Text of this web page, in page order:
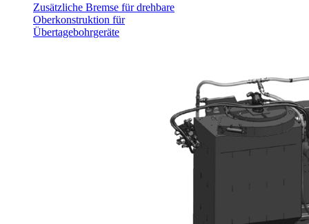
Zusätzliche Bremse für drehbare
Oberkonstruktion für
Übertagebohrgeräte